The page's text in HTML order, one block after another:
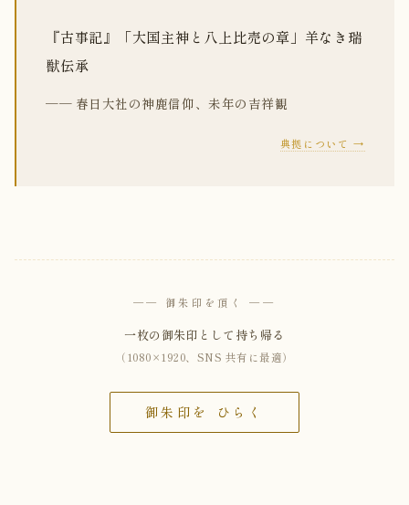
『古事記』「大国主神と八上比売の章」羊なき瑞
獣伝承
── 春日大社の神鹿信仰、未年の吉祥観
典拠について →
── 御朱印を頂く ──
一枚の御朱印として持ち帰る
（1080×1920、SNS 共有に最適）
御朱印を ひらく